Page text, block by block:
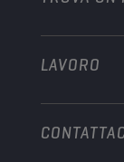
Motori
LAVORO